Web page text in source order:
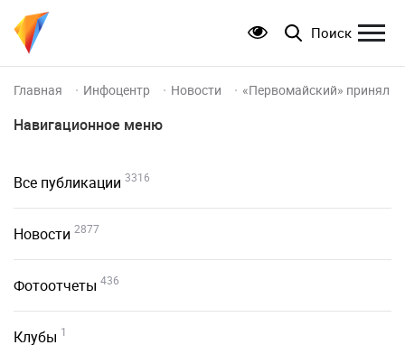
Поиск
Главная Инфоцентр Новости «Первомайский» принял
Навигационное меню
Все публикации 3316
Новости 2877
Фотоотчеты 436
Клубы 1